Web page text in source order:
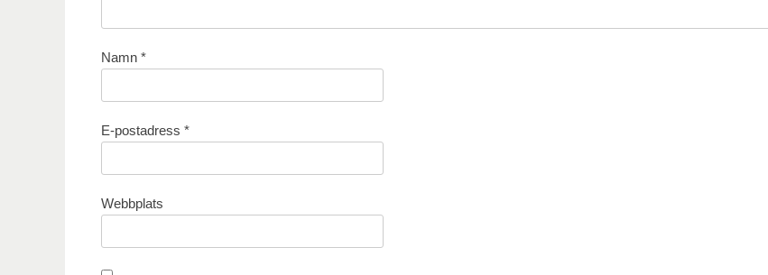
Namn *
E-postadress *
Webbplats